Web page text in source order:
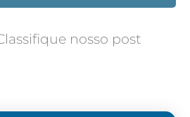
nosso post